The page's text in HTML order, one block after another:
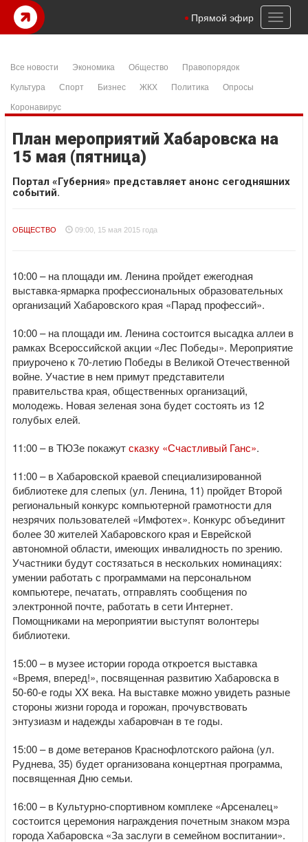
Toggle
Прямой эфир
Все новости Экономика Общество
Правопорядок
Культура
Спорт Бизнес ЖКХ Политика
Опросы
Коронавирус
План мероприятий Хабаровска на
15 мая (пятница)
Портал «Губерния» представляет анонс сегодняшних
событий.
ОБЩЕСТВО 09:00, 15 мая 2015 года
10:00 – на площади им. Ленина пройдет ежегодная
выставка-ярмарка профессиональных образовательных
организаций Хабаровского края «Парад профессий».
10:00 – на площади им. Ленина состоится высадка аллеи в
рамках Всероссийской акции «Лес Победы». Мероприятие
приурочено к 70-летию Победы в Великой Отечественной
войне. Участие в нем примут представители
правительства края, общественных организаций,
молодежь. Новая зеленая зона будет состоять из 12
голубых елей.
11:00 – в ТЮЗе покажутсказку «Счастливый Ганс».
11:00 – в Хабаровской краевой специализированной
библиотеке для слепых (ул. Ленина, 11) пройдет Второй
региональный конкурс компьютерной грамотности для
незрячих пользователей «Имфотех». Конкурс объединит
более 30 жителей Хабаровского края и Еврейской
автономной области, имеющих инвалидность по зрению.
Участники будут состязаться в нескольких номинациях:
умении работать с программами на персональном
компьютере, печатать, отправлять сообщения по
электронной почте, работать в сети Интернет.
Помощниками на мероприятии выступят волонтеры
библиотеки.
15:00 – в музее истории города откроется выставка
«Время, вперед!», посвященная развитию Хабаровска в
50-60-е годы XX века. На выставке можно увидеть разные
стороны жизни города и горожан, прочувствовать
энтузиазм и надежды хабаровчан в те годы.
15:00 – в доме ветеранов Краснофлотского района (ул.
Руднева, 35) будет организована концертная программа,
посвященная Дню семьи.
16:00 – в Культурно-спортивном комплеке «Арсеналец»
состоится церемония награждения почетным знаком мэра
города Хабаровска «За заслуги в семейном воспитании».